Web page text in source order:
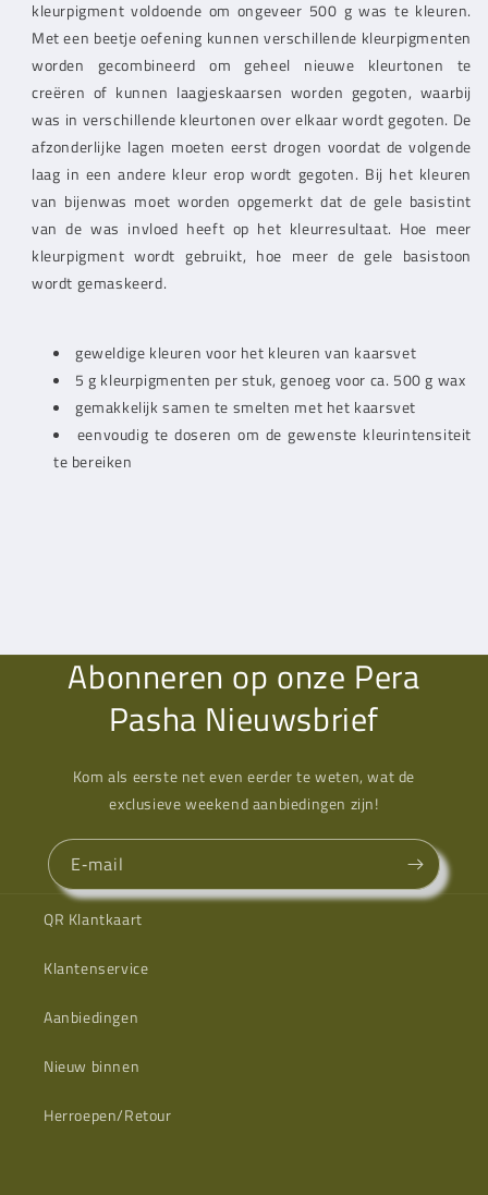
kleurpigment voldoende om ongeveer 500 g was te kleuren.
Met een beetje oefening kunnen verschillende kleurpigmenten
worden gecombineerd om geheel nieuwe kleurtonen te
creëren of kunnen laagjeskaarsen worden gegoten, waarbij
was in verschillende kleurtonen over elkaar wordt gegoten. De
afzonderlijke lagen moeten eerst drogen voordat de volgende
laag in een andere kleur erop wordt gegoten. Bij het kleuren
van bijenwas moet worden opgemerkt dat de gele basistint
van de was invloed heeft op het kleurresultaat. Hoe meer
kleurpigment wordt gebruikt, hoe meer de gele basistoon
wordt gemaskeerd.
geweldige kleuren voor het kleuren van kaarsvet
5 g kleurpigmenten per stuk, genoeg voor ca. 500 g wax
gemakkelijk samen te smelten met het kaarsvet
eenvoudig te doseren om de gewenste kleurintensiteit
te bereiken
Abonneren op onze Pera
Pasha Nieuwsbrief
Kom als eerste net even eerder te weten, wat de
exclusieve weekend aanbiedingen zijn!
E‑mail
QR Klantkaart
Klantenservice
Aanbiedingen
Nieuw binnen
Herroepen/Retour